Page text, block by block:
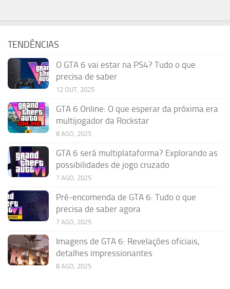
TENDÊNCIAS
O GTA 6 vai estar na PS4? Tudo o que
precisa de saber
12 OUT, 2025
GTA 6 Online: O que esperar da próxima era
multijogador da Rockstar
8 AGO, 2025
GTA 6 será multiplataforma? Explorando as
possibilidades de jogo cruzado
7 AGO, 2025
Pré-encomenda de GTA 6: Tudo o que
precisa de saber agora
7 AGO, 2025
Imagens de GTA 6: Revelações oficiais,
detalhes impressionantes
8 AGO, 2025